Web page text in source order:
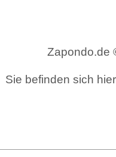
Zapondo.de
Sie befinden sich